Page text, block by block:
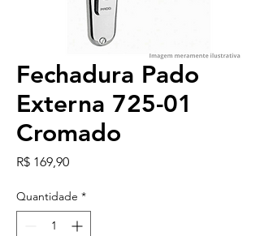
Fechadura Pado
Externa 725-01
Cromado
R$ 169,90Preço
Quantidade *